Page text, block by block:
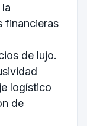
financieras
de lujo.
logístico
de